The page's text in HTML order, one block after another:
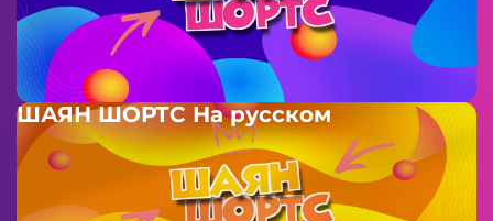
ШАЯН ШОРТС На русском